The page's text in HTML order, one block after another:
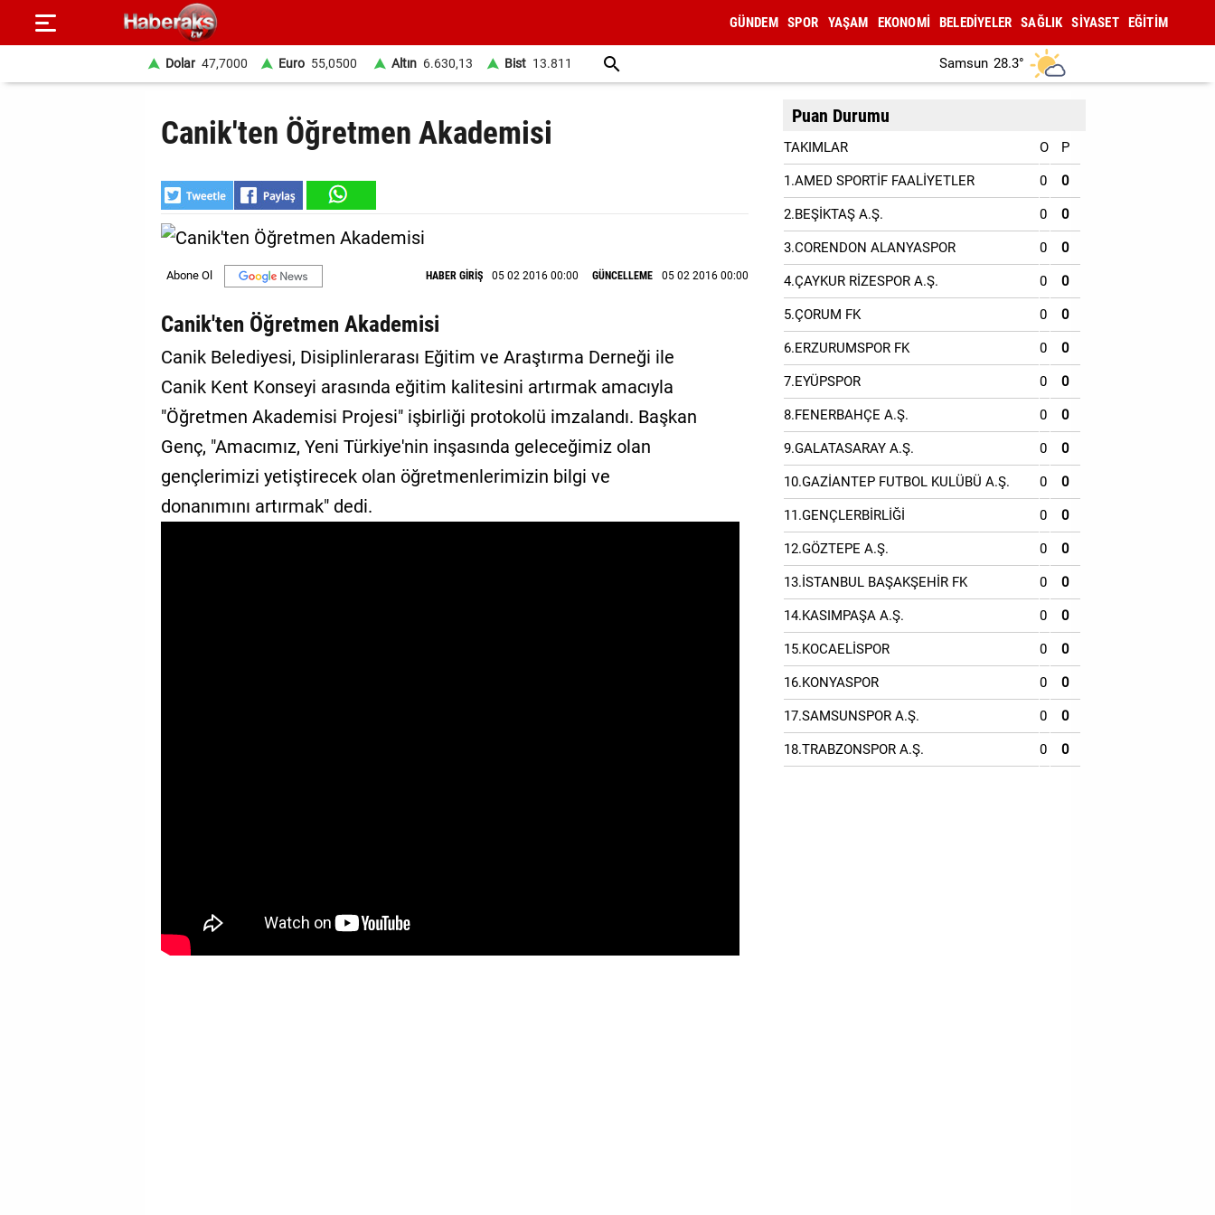
GÜNDEM SPOR YAŞAM EKONOMİ BELEDİYELER SAĞLIK SİYASET EĞİTİM
Dolar 47,7000 Euro 55,0500 Altın 6.630,13 Bist 13.811 Samsun 28.3°
Canik'ten Öğretmen Akademisi
HABER GİRİŞ 05 02 2016 00:00 GÜNCELLEME 05 02 2016 00:00
Canik'ten Öğretmen Akademisi
Canik Belediyesi, Disiplinlerarası Eğitim ve Araştırma Derneği ile
Canik Kent Konseyi arasında eğitim kalitesini artırmak amacıyla
"Öğretmen Akademisi Projesi" işbirliği protokolü imzalandı. Başkan
Genç, "Amacımız, Yeni Türkiye'nin inşasında geleceğimiz olan
gençlerimizi yetiştirecek olan öğretmenlerimizin bilgi ve
donanımını artırmak" dedi.
Puan Durumu
TAKIMLAR O P
1.AMED SPORTİF FAALİYETLER 0 0
2.BEŞİKTAŞ A.Ş. 0 0
3.CORENDON ALANYASPOR 0 0
4.ÇAYKUR RİZESPOR A.Ş. 0 0
5.ÇORUM FK 0 0
6.ERZURUMSPOR FK 0 0
7.EYÜPSPOR 0 0
8.FENERBAHÇE A.Ş. 0 0
9.GALATASARAY A.Ş. 0 0
10.GAZİANTEP FUTBOL KULÜBÜ A.Ş. 0 0
11.GENÇLERBİRLİĞİ 0 0
12.GÖZTEPE A.Ş. 0 0
13.İSTANBUL BAŞAKŞEHİR FK 0 0
14.KASIMPAŞA A.Ş. 0 0
15.KOCAELİSPOR 0 0
16.KONYASPOR 0 0
17.SAMSUNSPOR A.Ş. 0 0
18.TRABZONSPOR A.Ş. 0 0